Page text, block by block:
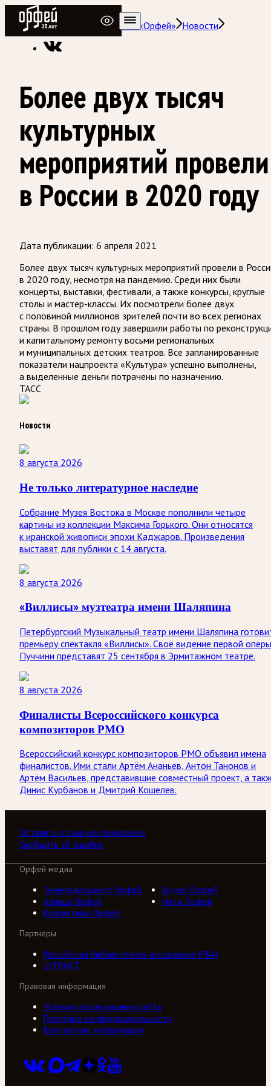
Радио Орфей
Радио классической музыки «Орфей» Новости
Более двух тысяч
культурных
мероприятий провели
в России в 2020 году
Дата публикации: 6 апреля 2021
Более двух тысяч культурных мероприятий провели в
в 2020 году, несмотря на пандемию. Среди них были
концерты, выставки, фестивали, а также конкурсы, круглые
столы и мастер-классы. Их посмотрели более двух
с половиной миллионов зрителей почти во всех регионах
страны. В прошлом году завершили работы по
и капитальному ремонту восьми региональных
и муниципальных детских театров. Все запланированные
показатели нацпроекта «Культура» успешно выполнены,
а выделенные деньги потрачены по назначению.
ТАСС
Новости
8 августа 2026
Не только литературное наследие
Собрание Музея Востока в Москве пополнили четыре
картины из коллекции Максима Горького. Они относятся
к иранской живописи эпохи Каджаров. Произведения
выставят для публики с 14 августа.
8 августа 2026
«Виллисы» музтеатра имени Шаляпина
Петербургский Музыкальный театр имени Шаляпина
премьеру спектакля «Виллисы». Своё видение первой оперы
Пуччини представят 25 сентября в Эрмитажном театре.
8 августа 2026
Финалисты Всероссийского конкурса
композиторов РМО
Всероссийский конкурс композиторов РМО объявил имена
финалистов. Ими стали Артём Ананьев, Антон Танонов и
Артём Васильев, представившие совместный проект, а
Динис Курбанов и Дмитрий Кошелев.
Оставить отзыв или пожелание
Сообщить об ошибке
Орфей медиа
Телерадиоцентр Орфей
Видео Орфей
Афиша Орфей
Ноты Орфей
Коллективы Орфей
Партнеры
Российская библиотечная ассоциация (РБА)
///ТРАКТ
Правовая информация
Условия использования сайта
Политика конфиденциальности
Контактная информация